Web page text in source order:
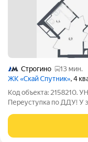
Строгино
13 мин.
ЖК «Скай Спутник», 4
Код объекта:
Переуступка по ДДУ! У
Двухкомнатные
плюс тех.этаж) с